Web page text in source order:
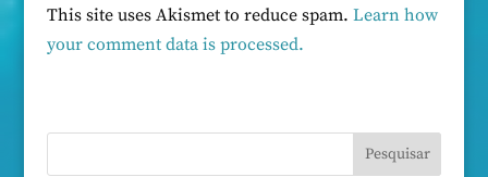
This site uses Akismet to reduce spam. Learn how
your comment data is processed.